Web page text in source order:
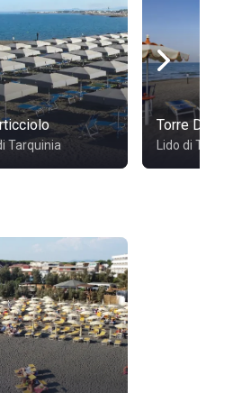
Tarquinia
Torre Del Sole
Lido di Tarquinia